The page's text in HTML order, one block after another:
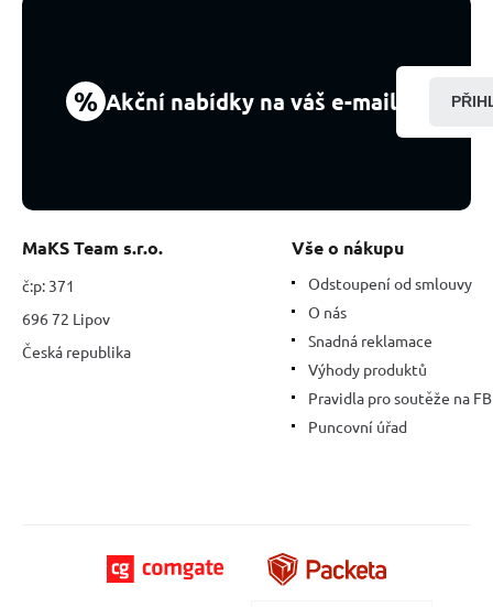
1
kus,
% Akční nabídky na váš e-mail
MaKS Team s.r.o.
č:p: 371
696 72 Lipov
Česká republika
Vše o nákupu
Odstoupení od smlouvy
O nás
Snadná reklamace
Výhody produktů
Pravidla pro soutěže na FB
Puncovní úřad